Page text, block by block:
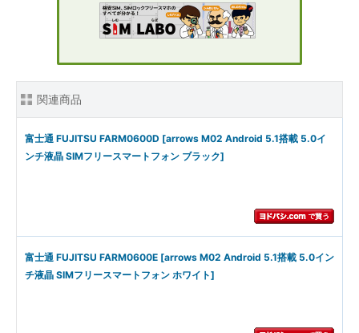
関連商品
富士通 FUJITSU FARM0600D [arrows M02 Android 5.1搭載 5.0イ
ンチ液晶 SIMフリースマートフォン ブラック]
富士通 FUJITSU FARM0600E [arrows M02 Android 5.1搭載 5.0イン
チ液晶 SIMフリースマートフォン ホワイト]